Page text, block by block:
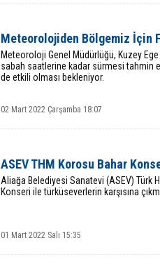
Meteorolojiden Bölgemiz İçin
Meteoroloji Genel Müdürlüğü, Kuzey Ege
sabah saatlerine kadar sürmesi tahmin
de etkili olması bekleniyor.
02 Mart 2022 Çarşamba 18:07
ASEV THM Korosu Bahar
Aliağa Belediyesi Sanatevi (ASEV) Türk
Konseri ile türküseverlerin karşısına
01 Mart 2022 Salı 15:35